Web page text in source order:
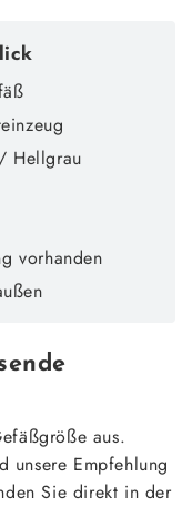
Hellgrau
vorhanden
aus.
unsere Empfehlung
Sie direkt in der